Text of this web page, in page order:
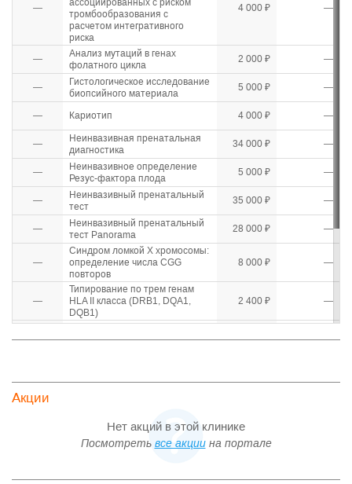
—
ассоциированных с риском
тромбообразования с
расчетом интегративного
риска
4 000 ₽ —
—
Анализ мутаций в генах
фолатного цикла
2 000 ₽ —
—
Гистологическое исследование
биопсийного материала
5 000 ₽ —
— Кариотип 4 000 ₽ —
—
Неинвазивная пренатальная
диагностика
34 000 ₽ —
—
Неинвазивное определение
Резус-фактора плода
5 000 ₽ —
—
Неинвазивный пренатальный
тест
35 000 ₽ —
—
Неинвазивный пренатальный
тест Panorama
28 000 ₽ —
—
Синдром ломкой Х хромосомы:
определение числа CGG
повторов
8 000 ₽ —
—
Типирование по трем генам
HLA II класса (DRB1, DQA1,
DQB1)
2 400 ₽ —
тест
Фолликулометрия (мониторинг
микроматричный анализ,
15 000 ₽
Акции
Нет акций в этой клинике
Посмотреть все акциина портале